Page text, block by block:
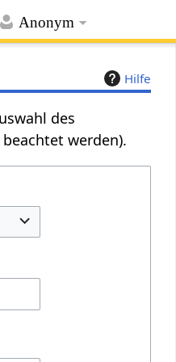
Anonym
Hilfe
des
werden).